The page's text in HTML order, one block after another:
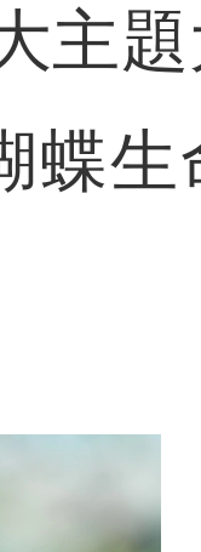
主
蝶生